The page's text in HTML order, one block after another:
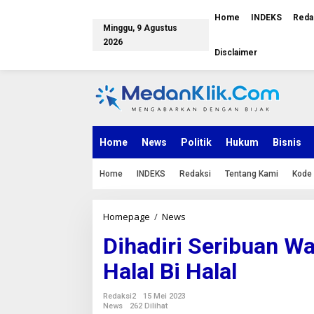
i
Minggu, 9 Agustus
2026
Home INDEKS
Disclaimer
Home News Politik Hukum Bisnis
Home INDEKS Redaksi Tentang Kami
Homepage / News
h
a
d
i
Dihadiri Seribuan
Halal Bi Halal
Redaksi2
15 Mei 2023
News
262 Dilihat